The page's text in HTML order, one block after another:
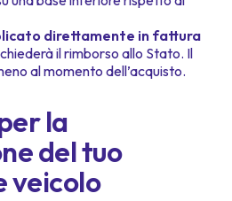
direttamente in fattura
il rimborso allo Stato. Il
al momento dell’acquisto.
la
del tuo
veicolo